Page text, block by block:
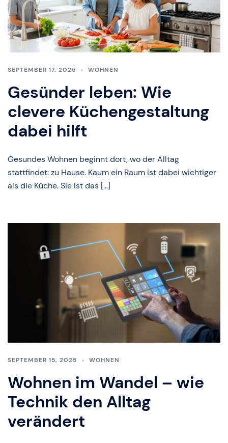
SEPTEMBER 17, 2025 WOHNEN
Gesünder leben: Wie
clevere Küchengestaltung
dabei hilft
Gesundes Wohnen beginnt dort, wo der Alltag
stattfindet: zu Hause. Kaum ein Raum ist dabei wichtiger
als die Küche. Sie ist das […]
SEPTEMBER 15, 2025 WOHNEN
Wohnen im Wandel – wie
Technik den Alltag
verändert